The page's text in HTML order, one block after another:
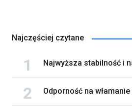
Najczęściej czytane
Najwyższa stabilność i
Odporność na